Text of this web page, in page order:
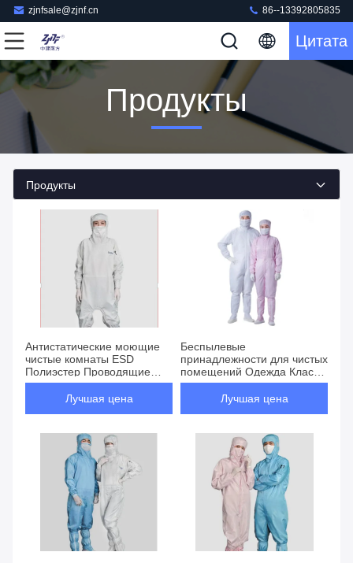
zjnfsale@zjnf.cn 86--13392805835
Цитата
Продукты
Продукты
Антистатические моющие
чистые комнаты ESD
Полиэстер Проводящие
нитки Стерильная одежда
Без пыли Для
промышленности
Лучшая цена
Беспылевые
принадлежности для чистых
помещений Одежда Класс
100 1000 ESD Полный
защитный костюм
Лучшая цена